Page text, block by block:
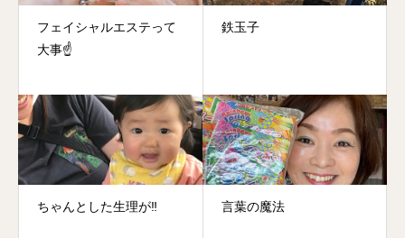
フェイシャルエステって
大事☝
鉄玉子
ちゃんとした生理が‼️ 言葉の魔法